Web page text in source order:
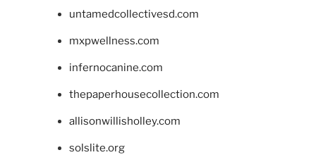
untamedcollectivesd.com
mxpwellness.com
infernocanine.com
thepaperhousecollection.com
allisonwillisholley.com
solslite.org